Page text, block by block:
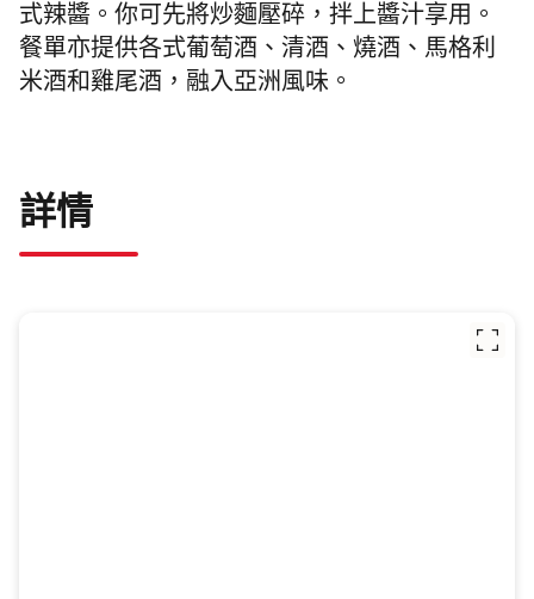
式辣醬。你可先將炒麵壓碎，拌上醬汁享用。
餐單亦提供各式葡萄酒、清酒、燒酒、馬格利
米酒和雞尾酒，融入亞洲風味。
詳情